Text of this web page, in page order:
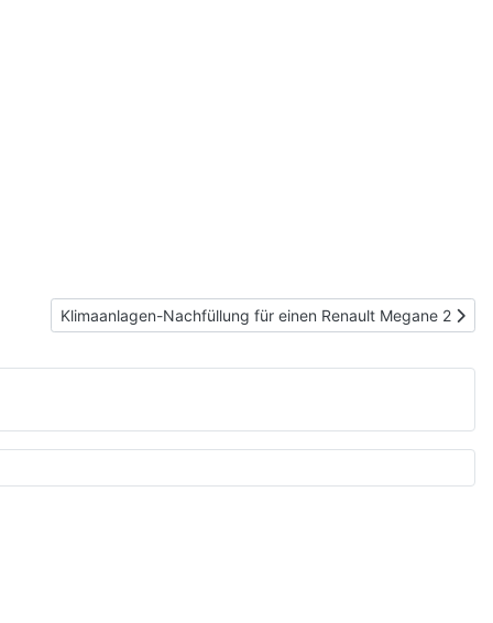
Nächster Beitrag: Klimaanlagen-Nachfüllung für einen
Klimaanlagen-Nachfüllung für einen Renault Megane 2